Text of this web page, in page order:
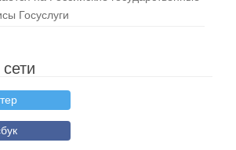
Госуслуги